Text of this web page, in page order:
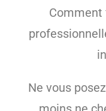
Comment
Ne vous